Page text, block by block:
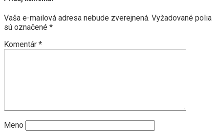
Vaša e-mailová adresa nebude zverejnená. Vyžadované polia
sú označené *
Komentár *
Meno